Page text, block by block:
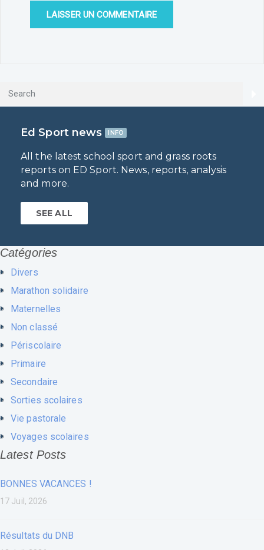
Ed Sport news INFO
All the latest school sport and grass roots
reports on ED Sport. News, reports, analysis
and more.
SEE ALL
Catégories
Divers
Marathon solidaire
Maternelles
Non classé
Périscolaire
Primaire
Secondaire
Sorties scolaires
Vie pastorale
Voyages scolaires
Latest Posts
BONNES VACANCES !
17 Juil, 2026
Résultats du DNB